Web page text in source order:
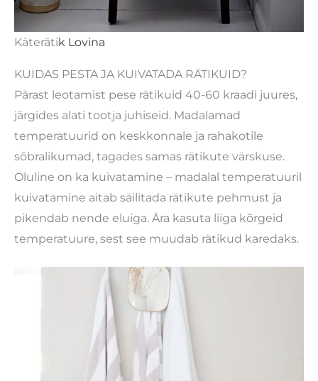
Käterätik Lovina
KUIDAS PESTA JA KUIVATADA RÄTIKUID?
Pärast leotamist pese rätikuid 40-60 kraadi juures,
järgides alati tootja juhiseid. Madalamad
temperatuurid on keskkonnale ja rahakotile
sõbralikumad, tagades samas rätikute värskuse.
Oluline on ka kuivatamine – madalal temperatuuril
kuivatamine aitab säilitada rätikute pehmust ja
pikendab nende eluiga. Ära kasuta liiga kõrgeid
temperatuure, sest see muudab rätikud karedaks.